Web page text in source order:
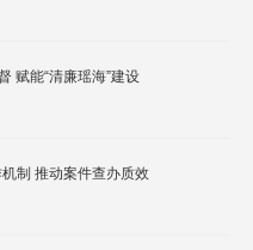
赋能“清廉瑶海”建设
制 推动案件查办质效